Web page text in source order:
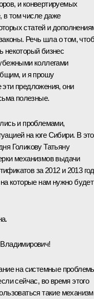
и конвертируемых
в том числе даже
статей и
Речь шла о том,
некоторый бизнес
коллегами
и я прошу
эти предложения, они
полезные.
и проблемами,
на юге Сибири. В
Голикову Татьяну
механизмов выдачи
за 2012 и 2013
которые нам нужно будет
на системные
сейчас, во время этого
такие